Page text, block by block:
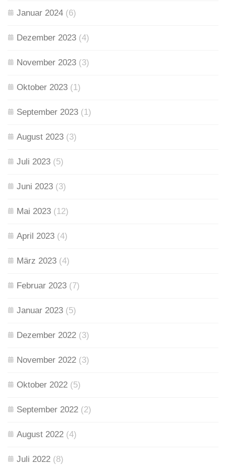
Januar 2024 (6)
Dezember 2023 (4)
November 2023 (3)
Oktober 2023 (1)
September 2023 (1)
August 2023 (3)
Juli 2023 (5)
Juni 2023 (3)
Mai 2023 (12)
April 2023 (4)
März 2023 (4)
Februar 2023 (7)
Januar 2023 (5)
Dezember 2022 (3)
November 2022 (3)
Oktober 2022 (5)
September 2022 (2)
August 2022 (4)
Juli 2022 (8)